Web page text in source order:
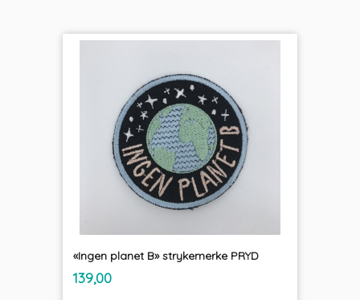
«Ingen planet B» strykemerke PRYD
Pris
139,00inkl.
mva.